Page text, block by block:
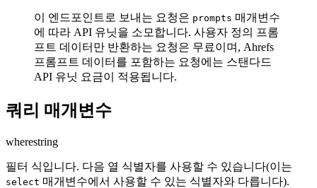
이 엔드포인트로 보내는 요청은 prompts 매개변수
에 따라 API 유닛을 소모합니다. 사용자 정의 프롬
프트 데이터만 반환하는 요청은 무료이며, Ahrefs
프롬프트 데이터를 포함하는 요청에는 스탠다드
API 유닛 요금이 적용됩니다.
쿼리 매개변수
wherestring
필터 식입니다. 다음 열 식별자를 사용할 수 있습니다(이는
select 매개변수에서 사용할 수 있는 식별자와 다릅니다).